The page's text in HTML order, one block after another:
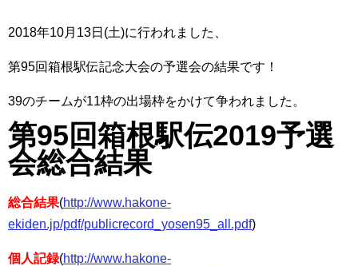
2018年10月13日(土)に行われました、
第95回箱根駅伝記念大会の予選会の結果です！
39のチームが11枠の出場枠をかけて争われました。
第95回箱根駅伝2019予選
会総合結果
総合結果(http://www.hakone-
ekiden.jp/pdf/publicrecord_yosen95_all.pdf)
個人記録(http://www.hakone-